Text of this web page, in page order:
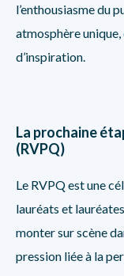
l’enthousiasme du
atmosphère
d’inspiration.
La prochaine
(RVPQ)
Le RVPQ est une
lauréats et
monter sur scène
pression liée à la